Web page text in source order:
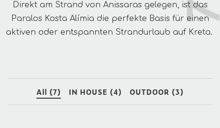
Direkt am Strand von Anissaras gelegen, ist das
Paralos Kosta Alímia die perfekte Basis für einen
aktiven oder entspannten Strandurlaub auf Kreta.
All (7) IN HOUSE (4) OUTDOOR (3)